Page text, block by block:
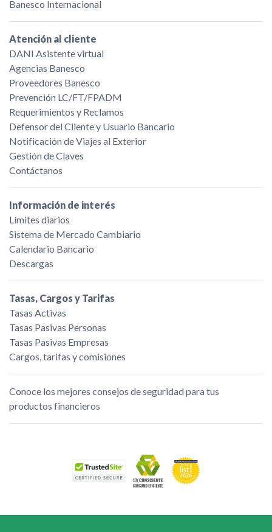
Banesco Internacional
Atención al cliente
DANI Asistente virtual
Agencias Banesco
Proveedores Banesco
Prevención LC/FT/FPADM
Requerimientos y Reclamos
Defensor del Cliente y Usuario Bancario
Notificación de Viajes al Exterior
Gestión de Claves
Contáctanos
Información de interés
Límites diarios
Sistema de Mercado Cambiario
Calendario Bancario
Descargas
Tasas, Cargos y Tarifas
Tasas Activas
Tasas Pasivas Personas
Tasas Pasivas Empresas
Cargos, tarifas y comisiones
Conoce los mejores consejos de seguridad para tus
productos financieros